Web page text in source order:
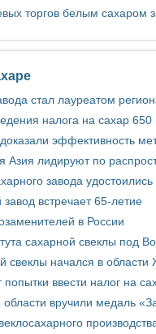
торгов белым сахаром
стал лауреатом
налога на сахар
эффективность
лидируют по
завода удостоились
встречает 65-летие
в России
сахарной свеклы под
свеклы начался в области
ввести налог на
вручили медаль